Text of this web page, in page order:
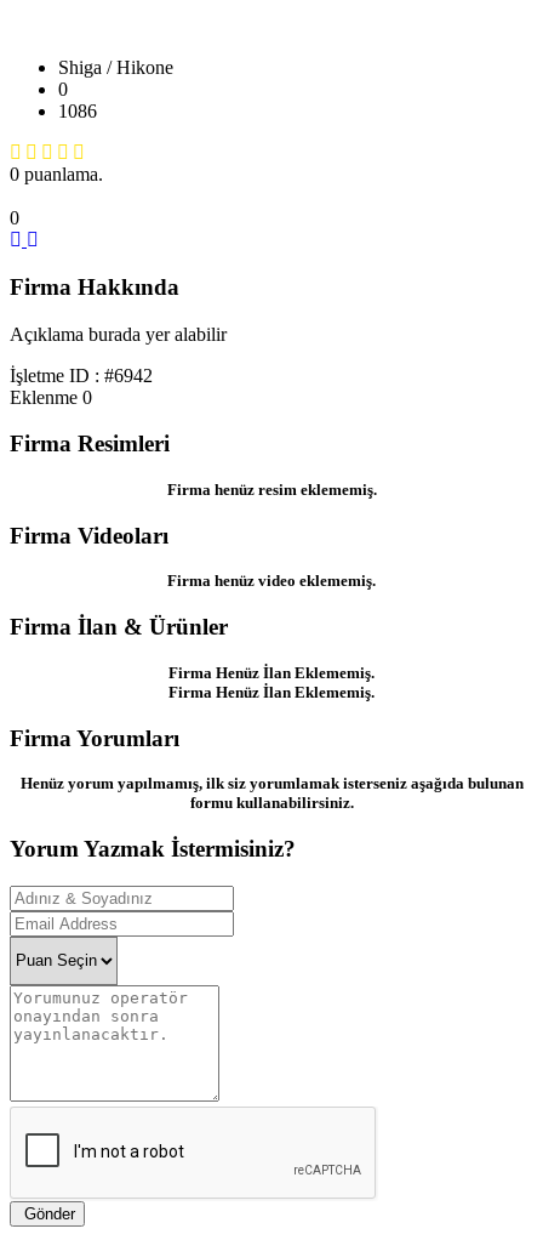
Shiga / Hikone
0
1086
0 puanlama.
0
Firma Hakkında
Açıklama burada yer alabilir
İşletme ID : #6942
Eklenme 0
Firma Resimleri
Firma henüz resim eklememiş.
Firma Videoları
Firma henüz video eklememiş.
Firma İlan & Ürünler
Firma Henüz İlan Eklememiş.
Firma Henüz İlan Eklememiş.
Firma Yorumları
Henüz yorum yapılmamış, ilk siz yorumlamak isterseniz aşağıda bulunan
formu kullanabilirsiniz.
Yorum Yazmak İstermisiniz?
Gönder